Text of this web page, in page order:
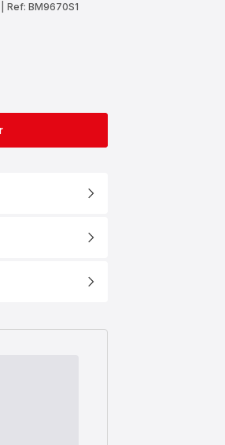
Ref: BM9670S1